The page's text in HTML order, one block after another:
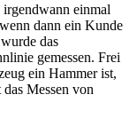
einmal
dann ein Kunde
das
gemessen. Frei
ein Hammer ist,
Messen von